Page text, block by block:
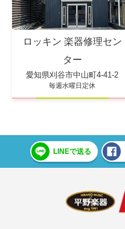
ロッキン 楽器修理セン
ター
愛知県刈谷市中山町4-41-2
毎週水曜日定休
LINEで送る